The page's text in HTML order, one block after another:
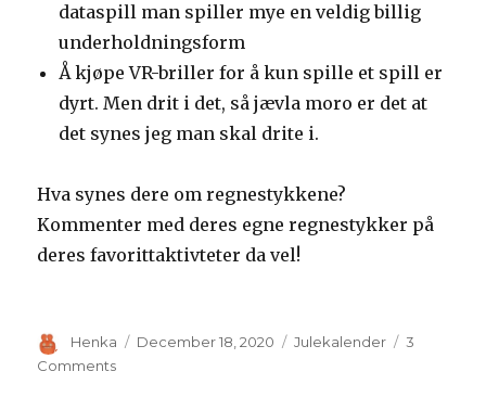
dataspill man spiller mye en veldig billig
underholdningsform
Å kjøpe VR-briller for å kun spille et spill er
dyrt. Men drit i det, så jævla moro er det at
det synes jeg man skal drite i.
Hva synes dere om regnestykkene?
Kommenter med deres egne regnestykker på
deres favorittaktivteter da vel!
Author
Henka
Posted
December 18, 2020 Categories
Julekalender
3
Commentson